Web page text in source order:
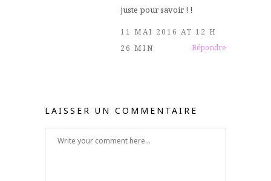
juste pour savoir ! !
11 MAI 2016 AT 12 H
26 MIN
Répondre
LAISSER UN COMMENTAIRE